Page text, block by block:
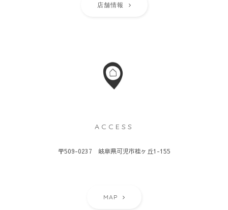
店舗情報
ACCESS
〒509-0237 岐阜県可児市桂ヶ丘1-155
MAP